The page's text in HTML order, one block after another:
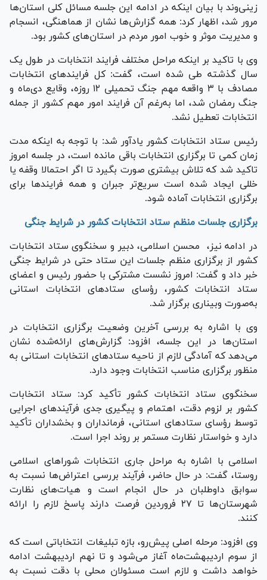
زینی‌وند با بیان اینکه در ادامه این جلسه مسائل کلی استان‌ها
مرور شد، اظهار کرد: همه گزارش‌ها نشان از هماهنگی، انسجام
و مدیریت موثر و خوب امور مردم در استان‌های کشور بود.
وی با تاکید بر اینکه مراحل مختلف فرایند انتخابات در طول یک
سال گذشته طی شده است، گفت: کل فرایند‌های انتخابات
مصادف با ۳ واقعه مهم جنگ تحمیلی ۱۲ روزه، وقایع دی‌ماه و
جنگ رمضان شد، اما به‌رغم آن فرایند امور مهم کشور از جمله
انتخابات تعطیل نشد.
رئیس ستاد انتخابات کشور یادآور شد: با توجه به اینکه مدت
زمان کمی تا برگزاری انتخابات باقی مانده است، در جلسه امروز
تاکید شد که تلاش بیشتری صورت بگیرد تا اگر احتمالا وقفه یا
خللی ایجاد شده است سریع‌تر جبران و همه فرایند‌ها برای
برگزاری انتخابات آماده شود.
برگزاری جلسات منظم ستاد انتخابات کشور در شرایط جنگی
در ادامه نیز، محسن اسلامی، دبیر و سخنگوی ستاد انتخابات
کشور از برگزاری منظم جلسات این ستاد حتی در شرایط جنگی
خبر داد و گفت: امروز نشست مشترکی با حضور رئیس و اعضای
ستاد انتخابات کشور، رؤسای ستاد‌های انتخابات استانی
به‌صورت وبیناری برگزار شد.
وی با اشاره به بررسی آخرین وضعیت برگزاری انتخابات در
استان‌ها در این جلسه، افزود: گزارش‌های ارائه‌شده نشان
می‌دهد که آمادگی لازم از ناحیه ستاد‌های انتخابات استانی به
منظور برگزاری مناسب انتخابات وجود دارد.
سخنگوی ستاد انتخابات کشور تأکید کرد: ستاد انتخابات
کشور بر لزوم دقت، اهتمام و پیگیری جدی فرآیند‌های اجرایی
توسط رؤسای ستاد‌های استانی، فرمانداران و بخشداران تأکید
دارد و خواستار نظارت مستمر بر روند اجرا است.
اسلامی با اشاره به مراحل جاری انتخابات شورا‌های اسلامی
روستا، گفت: در حال حاضر، فرآیند بررسی اعتراض‌ها نسبت به
سوابق داوطلبان در حال انجام است و هیات‌های نظارت
شهرستان‌ها تا ۲۷ فروردین فرصت دارند پاسخ لازم را ارائه
کنند.
وی افزود: مرحله اصلی پیش‌رو، بازه تبلیغات انتخاباتی است که
از سوم اردیبهشت‌ماه آغاز می‌شود و تا نهم اردیبهشت ادامه
خواهد داشت و لازم است مسئولان محلی با دقت نسبت به